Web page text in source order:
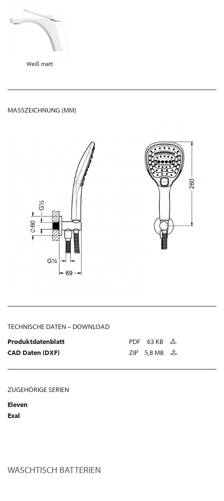
Weiß matt
MASSZEICHNUNG (MM)
TECHNISCHE DATEN – DOWNLOAD
Produktdatenblatt
PDF
63 KB
CAD Daten (DXF)
ZIP 5,8 MB
ZUGEHÖRIGE SERIEN
Eleven
Exal
WASCHTISCH BATTERIEN